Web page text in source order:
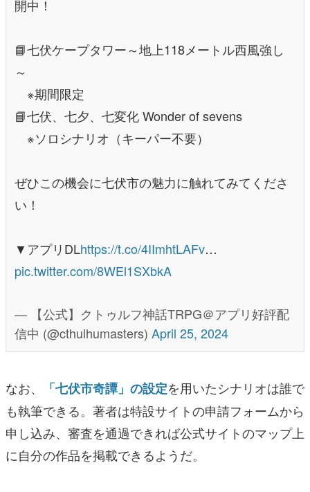
開中！
📘七伏ケープタワー～地上118メートル西風強し
～
※期間限定
📘七伏、七夕、七変化 Wonder of sevens
※ソロシナリオ（キーパー不要）
ぜひこの機会に七伏市の魅力に触れてみてくださ
い！
▼アプリDLhttps://t.co/4IImhtLAFv…
pic.twitter.com/8WEl1SXbkA
— 【公式】クトゥルフ神話TRPG＠アプリ好評配
信中 (@cthulhumasters) April 25, 2024
なお、 「七伏市奇譚」の設定を用いたシナリオは誰で
も執筆できる。著者は特設サイトの申請フォームから
申し込み、審査を通過できれば公式サイトのマップ上
に自分の作品を掲載できるようだ。